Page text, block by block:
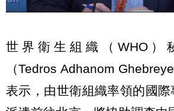
世界衛生組織（WHO）
（Tedros Adhanom
表示，由世衛組織率領的國